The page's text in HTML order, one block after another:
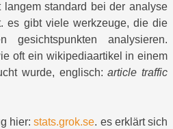
langem standard bei der analyse
es gibt viele werkzeuge, die die
gesichtspunkten analysieren.
oft ein wikipediaartikel in einem
wurde, englisch:article traffic
hier:stats.grok.se. es erklärt sich